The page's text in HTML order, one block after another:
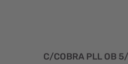
C/COBRA PLL OB